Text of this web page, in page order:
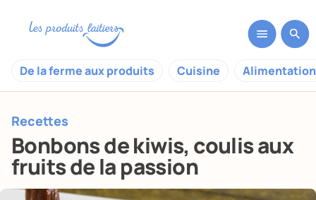
De la ferme aux produits Cuisine
Recettes
Bonbons de kiwis, coulis aux
fruits de la passion